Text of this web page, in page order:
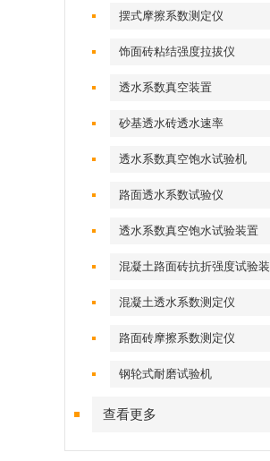
摆式摩擦系数测定仪
饰面砖粘结强度拉拔仪
透水系数真空装置
砂基透水砖透水速率
透水系数真空饱水试验机
路面透水系数试验仪
透水系数真空饱水试验装置
混凝土路面砖抗折强度试验装
置
混凝土透水系数测定仪
路面砖摩擦系数测定仪
钢轮式耐磨试验机
查看更多